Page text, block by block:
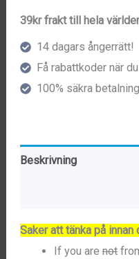
39kr frakt till hela
14 dagars ångerrätt!
Få rabattkoder när
100% säkra
Beskrivning
Saker att tänka på innan
If you arenot